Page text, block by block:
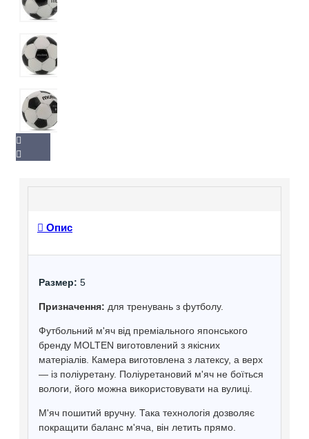
Опис
Размер: 5
Призначення: для тренувань з футболу.
Футбольний м'яч від преміального японського
бренду MOLTEN виготовлений з якісних
матеріалів. Камера виготовлена ​​з латексу, а верх
— із поліуретану. Поліуретановий м'яч не боїться
вологи, його можна використовувати на вулиці.
М'яч пошитий вручну. Така технологія дозволяє
покращити баланс м'яча, він летить прямо.